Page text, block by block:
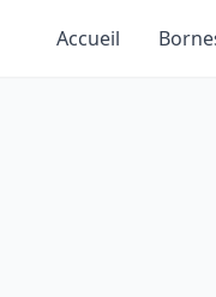
Accueil